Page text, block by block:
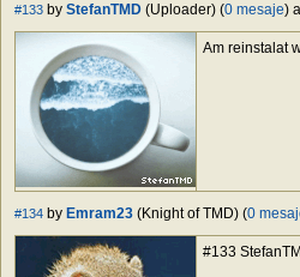
#133 by StefanTMD (Uploader) (0 mesaje)
Am reinstalat
#134 by Emram23 (Knight of TMD) (0
#133